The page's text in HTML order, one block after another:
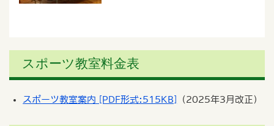
スポーツ教室料金表
スポーツ教室案内 [PDF形式:515KB] （2025年3月改正）